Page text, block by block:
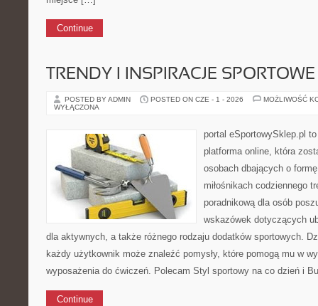
Continue
TRENDY I INSPIRACJE SPORTOWE
POSTED BY ADMIN POSTED ON CZE - 1 - 2026
MOŻLIWOŚĆ
WYŁĄCZONA
portal eSportowySklep.pl
platforma online, która
osobach dbających o
miłośnikach codziennego
poradnikową dla osób
wskazówek dotyczących
dla aktywnych, a także różnego rodzaju dodatków sportowych.
każdy użytkownik może znaleźć pomysły, które pomogą mu w
wyposażenia do ćwiczeń. Polecam Styl sportowy na co dzień i
Continue